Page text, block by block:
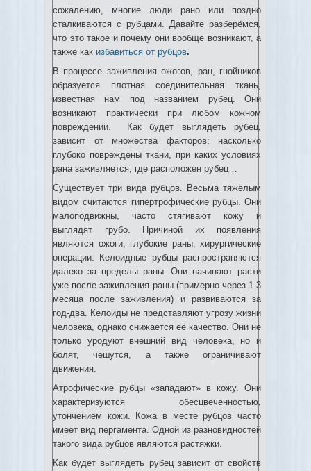
сожалению, многие люди рано или поздно
сталкиваются с рубцами. Давайте разберёмся,
что это такое и почему они вообще возникают, а
также как избавиться от рубцов.
В процессе заживления ожогов, ран, гнойников
образуется плотная соединительная ткань,
известная нам под названием рубец. Они
возникают практически при любом кожном
повреждении. Как будет выглядеть рубец,
зависит от множества факторов: насколько
глубоко повреждены ткани, при каких условиях
рана заживляется, где расположен рубец…
Существует три вида рубцов. Весьма тяжёлым
видом считаются гипертрофические рубцы. Они
малоподвижны, часто стягивают кожу и
выглядят грубо. Причиной их появления
являются ожоги, глубокие раны, хирургические
операции. Келоидные рубцы распространяются
далеко за пределы раны. Они начинают расти
уже после заживления раны (примерно через 1-3
месяца после заживления) и развиваются за
год-два. Келоиды не представляют угрозу жизни
человека, однако снижается её качество. Они не
только уродуют внешний вид человека, но и
болят, чешутся, а также ограничивают
движения.
Атрофические рубцы «западают» в кожу. Они
характеризуются обесцвеченностью,
утончением кожи. Кожа в месте рубцов часто
имеет вид пергамента. Одной из разновидностей
такого вида рубцов являются растяжки.
Как будет выглядеть рубец зависит от свойств